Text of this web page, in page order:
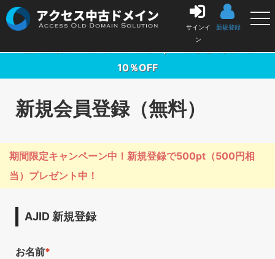
サインイ
ン
新規登録
10％OFF
新規会員登録（無料）
期間限定キャンペーン中！新規登録で500pt（500円相
当）プレゼント中！
AJID 新規登録
お名前*